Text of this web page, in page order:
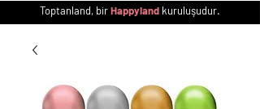
Toptanland, birHappyland kuruluşudur.